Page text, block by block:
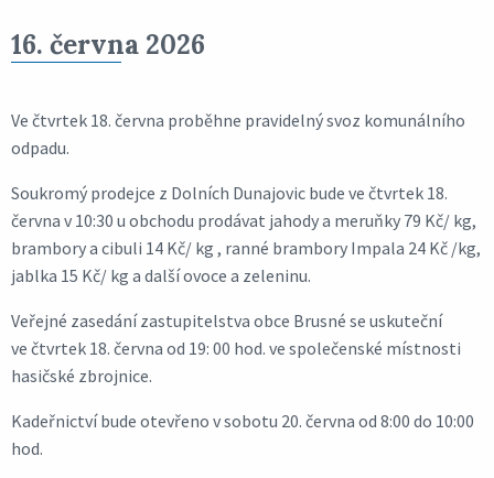
16. června 2026
Ve čtvrtek 18. června proběhne pravidelný svoz komunálního
odpadu.
Soukromý prodejce z Dolních Dunajovic bude ve čtvrtek 18.
června v 10:30 u obchodu prodávat jahody a meruňky 79 Kč/ kg,
brambory a cibuli 14 Kč/ kg , ranné brambory Impala 24 Kč /kg,
jablka 15 Kč/ kg a další ovoce a zeleninu.
Veřejné zasedání zastupitelstva obce Brusné se uskuteční
ve čtvrtek 18. června od 19: 00 hod. ve společenské místnosti
hasičské zbrojnice.
Kadeřnictví bude otevřeno v sobotu 20. června od 8:00 do 10:00
hod.